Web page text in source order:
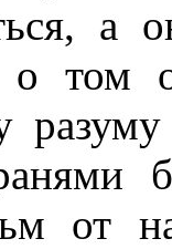
а
том
от